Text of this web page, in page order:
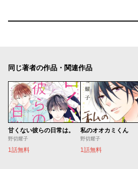
同じ著者の作品・関連作品
甘くない彼らの日常は。
野切耀子
1話無料
私のオオカミくん
野切耀子
1話無料